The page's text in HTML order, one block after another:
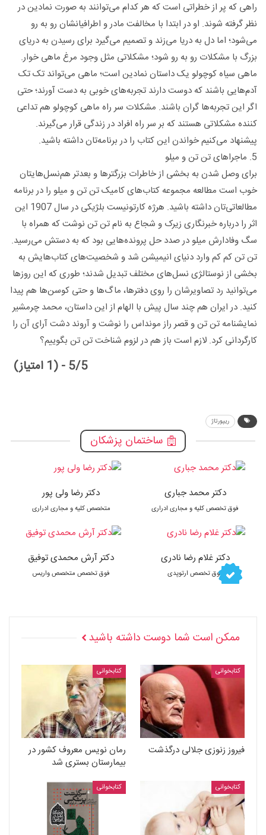
راهی که پر از خطراتی است که هر کدام می‌توانند به صورت نمادین در
نظر گرفته شوند. او در ابتدا با مخالفت مادر و اطرافیانشان رو به رو
می‌شود؛ اما دل به دریا می‌زند و تصمیم می‌گیرد برای رسیدن به دریای
بزرگ با مشکلات رو به رو شود؛ مشکلاتی مثل وجود مرغ ماهی خوار.
ماهی سیاه کوچولو یک داستان نمادین است؛ ماهی می‌تواند تک تک
آدم‌هایی باشند که دوست دارند تجربه‌های خوبی به دست آورند؛ حتی
اگر این تجربه‌ها گران باشند. مشکلات سر راه ماهی کوچولو هم تداعی
کننده مشکلاتی هستند که بر سر راه افراد در زندگی قرار می‌گیرند.
پیشنهاد می‌کنیم خواندن این کتاب را در برنامه‌تان داشته باشید.
5. ماجراهای تن تن و میلو
برای وصل شدن به بخشی از خاطرات بزرگترها و بعدتر هم‌نسل‌هایتان
خوب است مطالعه مجموعه کتاب‌های کامیک تن تن و میلو را در برنامه
مطالعاتی‌تان داشته باشید. هرژه کارتونیست بلژیکی در سال 1907 این
اثر را درباره خبرنگاری زیرک و شجاع به نام تن تن نوشت که همراه با
سگ وفادارش میلو در صدد حل پرونده‌هایی بود که به دستش می‌رسید.
تن تن کم کم وارد دنیای انیمیشن شد و شخصیت‌های کتاب‌هایش به
بخشی از نوستالژی نسل‌های مختلف تبدیل شدند؛ طوری که این روزها
می‌توانید رد تصاویرشان را روی دفترها، ماگ‌ها و حتی کوسن‌ها هم پیدا
کنید. در ایران هم چند سال پیش با الهام از این داستان، محمد چرمشیر
نمایشنامه تن تن و قصر راز مونداس را نوشت و آروند دشت آرای آن را
کارگردانی کرد. لازم است باز هم در لزوم شناخت تن تن بگوییم؟
5/5 - (1 امتیاز)
ریپورتاژ
ساختمان پزشکان
دکتر محمد جباری
فوق تخصص کلیه و مجاری ادراری
دکتر غلام رضا نادری
فوق تخصص ارتوپدی
دکتر رضا ولی پور
متخصص کلیه و مجاری ادراری
دکتر آرش محمدی توفیق
فوق تخصص متخصص واریس
ممکن است شما دوست داشته باشید
کتابخوانی
فیروز زنوزی جلالی درگذشت
کتابخوانی
رمان نویس معروف کشور در
بیمارستان بستری شد
کتابخوانی کتابخوانی